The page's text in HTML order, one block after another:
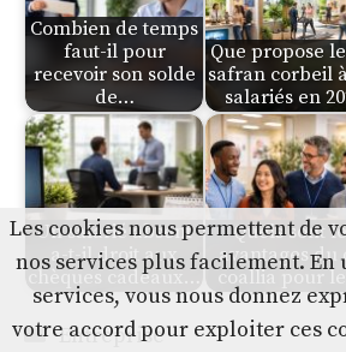
Combien de temps
faut-il pour
recevoir son solde
de…
Que propose
safran corbeil
salariés en
Un salarié absent
a-t-il droit aux
chèques cadeaux…
Quels sont
avantages du
coallia pour
Catégories
Entreprise
Les cookies nous permettent de
nos services plus facilement. En
services, vous nous donnez
votre accord pour exploiter ces